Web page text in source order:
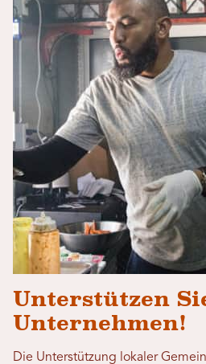
Unterstützen
Unternehmen!
Die Unterstützung lokaler